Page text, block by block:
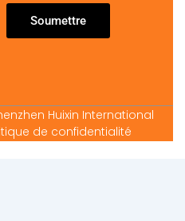
Soumettre
Huixin International
de confidentialité